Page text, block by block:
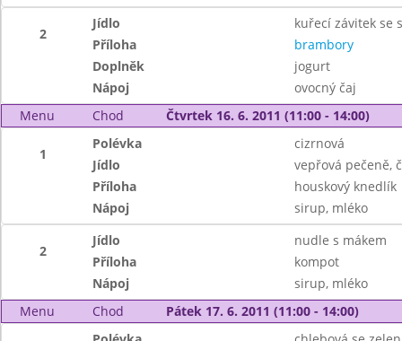
2
Jídlo
kuřecí závitek se
Příloha
brambory
Doplněk
jogurt
Nápoj
ovocný čaj
Menu
Chod Čtvrtek 16. 6. 2011 (11:00 - 14:00)
1
Polévka
cizrnová
Jídlo
vepřová pečeně,
Příloha
houskový knedlík
Nápoj
sirup, mléko
2
Jídlo
nudle s mákem
Příloha
kompot
Nápoj
sirup, mléko
Menu
Chod
Pátek 17. 6. 2011 (11:00 - 14:00)